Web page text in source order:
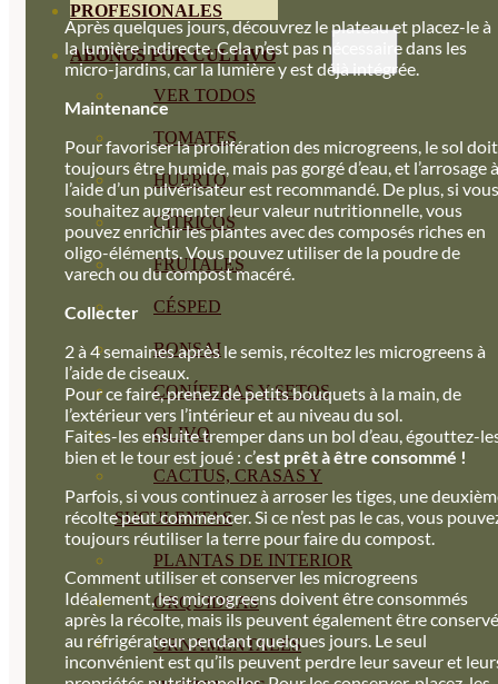
PROFESIONALES
ABONOS POR CULTIVO
VER TODOS
TOMATES
HUERTO
CÍTRICOS
FRUTALES
CÉSPED
BONSAI
CONÍFERAS Y SETOS
OLIVO
CACTUS, CRASAS Y
SUCULENTAS
PLANTAS DE INTERIOR
ORQUIDEAS
ORNAMENTALES
Après quelques jours, découvrez le plateau et placez-le à
la lumière indirecte. Cela n’est pas nécessaire dans les
micro-jardins, car la lumière y est déjà intégrée.
Maintenance
Pour favoriser la prolifération des microgreens, le sol doit
toujours être humide, mais pas gorgé d’eau, et l’arrosage à
l’aide d’un pulvérisateur est recommandé. De plus, si vous
souhaitez augmenter leur valeur nutritionnelle, vous
pouvez enrichir les plantes avec des composés riches en
oligo-éléments. Vous pouvez utiliser de la poudre de
varech ou du compost macéré.
Collecter
2 à 4 semaines après le semis, récoltez les microgreens à
l’aide de ciseaux.
Pour ce faire, prenez de petits bouquets à la main, de
l’extérieur vers l’intérieur et au niveau du sol.
Faites-les ensuite tremper dans un bol d’eau, égouttez-
bien et le tour est joué : c’est prêt à être consommé !
Parfois, si vous continuez à arroser les tiges, une
récolte peut commencer. Si ce n’est pas le cas, vous
toujours réutiliser la terre pour faire du compost.
Comment utiliser et conserver les microgreens
Idéalement, les microgreens doivent être consommés
après la récolte, mais ils peuvent également être
au réfrigérateur pendant quelques jours. Le seul
inconvénient est qu’ils peuvent perdre leur saveur et